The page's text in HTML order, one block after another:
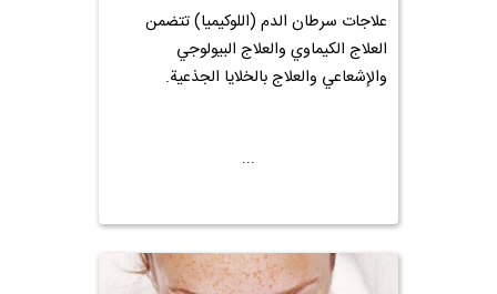
علاجات سرطان الدم (اللوكيميا) تتضمن
العلاج الكيماوي والعلاج البيولوجي
والإشعاعي والعلاج بالخلايا الجذعية.